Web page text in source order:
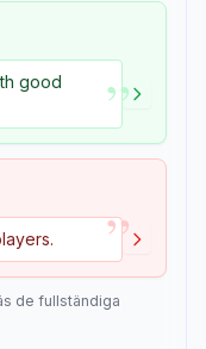
good
”
”
de fullständiga